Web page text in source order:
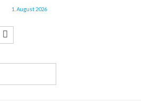
1. August 2026